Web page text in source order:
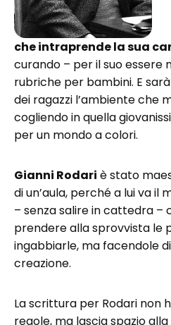
che intraprende la sua
curando – per il suo essere
rubriche per bambini. E
dei ragazzi l’ambiente che
cogliendo in quella
per un mondo a colori.
Gianni Rodari è stato
di un’aula, perché a lui va il
– senza salire in cattedra –
prendere alla sprovvista le
ingabbiarle, ma facendole
creazione.
La scrittura per Rodari non
regole, ma lascia spazio